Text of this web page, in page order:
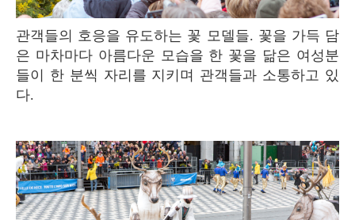
관객들의 호응을 유도하는 꽃 모델들. 꽃을 가득 담
은 마차마다 아름다운 모습을 한 꽃을 닮은 여성분
들이 한 분씩 자리를 지키며 관객들과 소통하고 있
다.